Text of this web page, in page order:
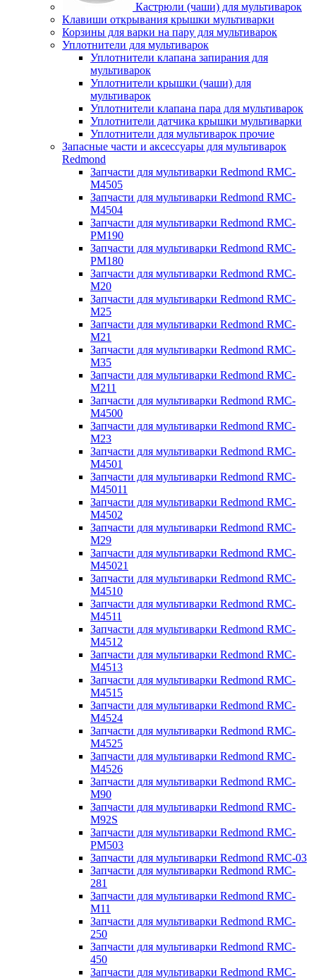
Кастрюли (чаши) для мультиварок
Клавиши открывания крышки мультиварки
Корзины для варки на пару для мультиварок
Уплотнители для мультиварок
Уплотнители клапана запирания для
мультиварок
Уплотнители крышки (чаши) для
мультиварок
Уплотнители клапана пара для мультиварок
Уплотнители датчика крышки мультиварки
Уплотнители для мультиварок прочие
Запасные части и аксессуары для мультиварок
Redmond
Запчасти для мультиварки Redmond RMC-
M4505
Запчасти для мультиварки Redmond RMC-
M4504
Запчасти для мультиварки Redmond RMC-
PM190
Запчасти для мультиварки Redmond RMC-
PM180
Запчасти для мультиварки Redmond RMC-
M20
Запчасти для мультиварки Redmond RMC-
M25
Запчасти для мультиварки Redmond RMC-
M21
Запчасти для мультиварки Redmond RMC-
M35
Запчасти для мультиварки Redmond RMC-
M211
Запчасти для мультиварки Redmond RMC-
M4500
Запчасти для мультиварки Redmond RMC-
M23
Запчасти для мультиварки Redmond RMC-
M4501
Запчасти для мультиварки Redmond RMC-
M45011
Запчасти для мультиварки Redmond RMC-
M4502
Запчасти для мультиварки Redmond RMC-
M29
Запчасти для мультиварки Redmond RMC-
M45021
Запчасти для мультиварки Redmond RMC-
M4510
Запчасти для мультиварки Redmond RMC-
M4511
Запчасти для мультиварки Redmond RMC-
M4512
Запчасти для мультиварки Redmond RMC-
M4513
Запчасти для мультиварки Redmond RMC-
M4515
Запчасти для мультиварки Redmond RMC-
M4524
Запчасти для мультиварки Redmond RMC-
M4525
Запчасти для мультиварки Redmond RMC-
M4526
Запчасти для мультиварки Redmond RMC-
M90
Запчасти для мультиварки Redmond RMC-
M92S
Запчасти для мультиварки Redmond RMC-
PM503
Запчасти для мультиварки Redmond RMC-03
Запчасти для мультиварки Redmond RMC-
281
Запчасти для мультиварки Redmond RMC-
M11
Запчасти для мультиварки Redmond RMC-
250
Запчасти для мультиварки Redmond RMC-
450
Запчасти для мультиварки Redmond RMC-